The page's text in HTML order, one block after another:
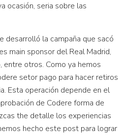
ocasión, seria sobre las
desarrolló la campaña que sacó
main sponsor del Real Madrid,
entre otros. Como ya hemos
setor pago para hacer retiros
Esta operación depende en el
de Codere forma de
the detalle los experiencias
hecho este post para lograr